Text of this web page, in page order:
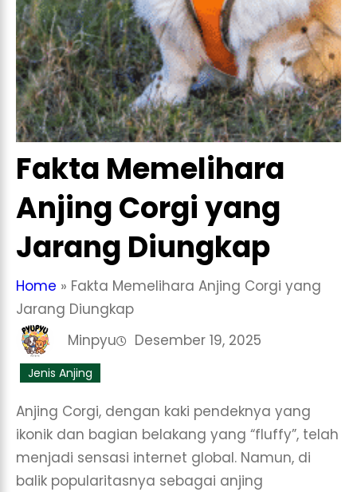
Fakta Memelihara
Anjing Corgi yang
Jarang Diungkap
Home » Fakta Memelihara Anjing Corgi yang
Jarang Diungkap
Minpyu
Desember 19, 2025
Jenis Anjing
Anjing Corgi, dengan kaki pendeknya yang
ikonik dan bagian belakang yang “fluffy”, telah
menjadi sensasi internet global. Namun, di
balik popularitasnya sebagai anjing